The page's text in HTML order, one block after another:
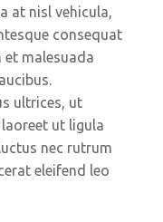
at nisl vehicula,
consequat
et malesuada
ultrices, ut
ut ligula
nec rutrum
eleifend leo